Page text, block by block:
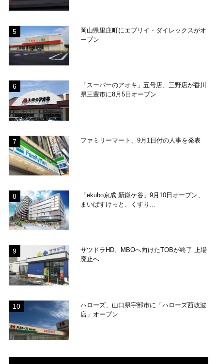
岡山県里庄町にエブリイ・ダイレックスがオ
ープン
「スーパーのアオキ」五号店、三野店が香川
県三豊市に8月5日オープン
ファミリーマート、9月1日付の人事を発表
「ekubo京成 新鎌ケ谷」9月10日オープン、
まいばすけっと、くすり...
サツドラHD、MBOへ向けたTOBが終了 上場
廃止へ
ハローズ、山口県宇部市に「ハローズ西岐波
店」オープン